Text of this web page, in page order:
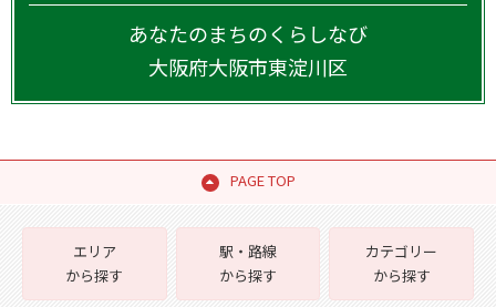
あなたのまちのくらしなび
大阪府大阪市東淀川区
PAGE TOP
エリア
から探す
駅・路線
から探す
カテゴリー
から探す